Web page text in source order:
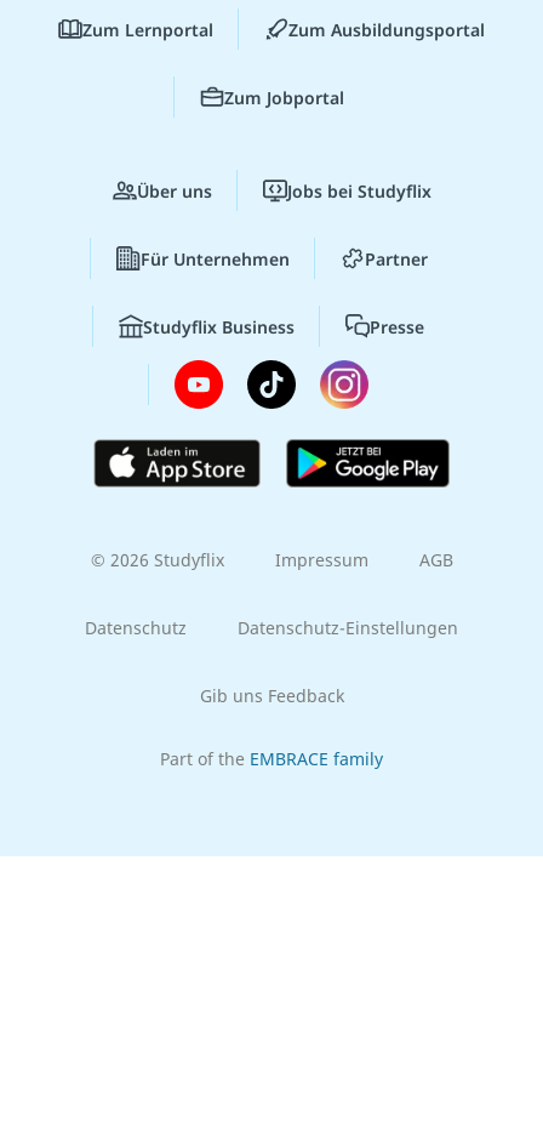
Zum Lernportal Zum Ausbildungsportal
Zum Jobportal
Über uns Jobs bei Studyflix
Für Unternehmen Partner
Studyflix Business Presse
© 2026 Studyflix Impressum AGB
Datenschutz Datenschutz-Einstellungen
Gib uns Feedback
Part of the EMBRACE family